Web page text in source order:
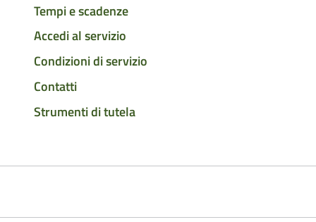
Tempi e scadenze
Accedi al servizio
Condizioni di servizio
Contatti
Strumenti di tutela